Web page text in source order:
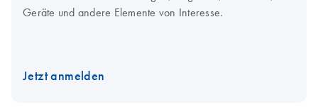
Geräte und andere Elemente von Interesse.
Jetzt anmelden